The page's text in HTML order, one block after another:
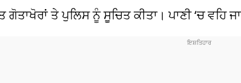
ਤੇ ਪੁਲਿਸ ਨੂੰ ਸੂਚਿਤ ਕੀਤਾ। ਪਾਣੀ‘ਚ ਵਹਿ